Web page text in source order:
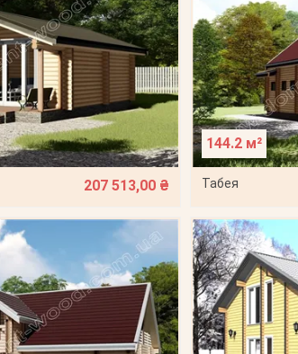
207 513,00 ₴
144.2 м²
Табея